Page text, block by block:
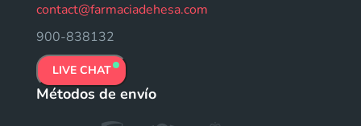
contact@farmaciadehesa.com
900-838132
LIVE CHAT
Métodos de envío